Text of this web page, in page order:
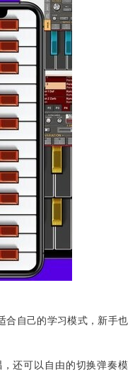
合自己的学习模式，新手也
还可以自由的切换弹奏模